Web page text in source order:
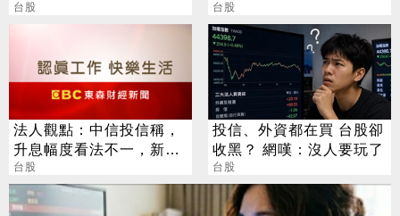
樣說
台股
球95%載板製程
台股
法人觀點：中信投信稱，
升息幅度看法不一，新興
亞股上週盤整，菲律賓漲
幅居冠
台股
投信、外資都在買 台股卻
收黑？ 網嘆：沒人要玩了
台股